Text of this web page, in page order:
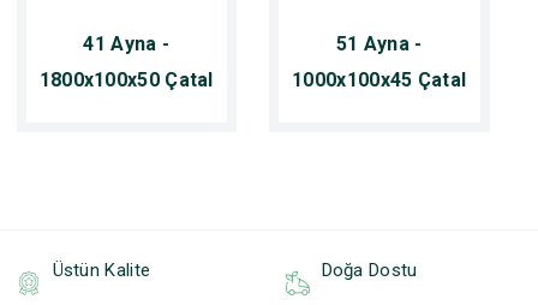
41 Ayna -
1800x100x50 Çatal
51 Ayna -
1000x100x45 Çatal
Üstün Kalite Doğa Dostu